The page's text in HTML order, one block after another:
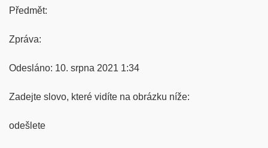
Předmět:
Zpráva:
Odesláno: 10. srpna 2021 1:34
Zadejte slovo, které vidíte na obrázku níže:
odešlete